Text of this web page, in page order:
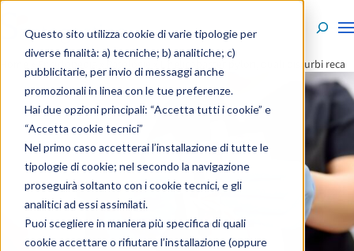
Questo sito utilizza cookie di varie tipologie per
diverse finalità: a) tecniche; b) analitiche; c)
pubblicitarie, per invio di messaggi anche
promozionali in linea con le tue preferenze.
Hai due opzioni principali: “Accetta tutti i cookie” e
“Accetta cookie tecnici”
Nel primo caso accetterai l’installazione di tutte le
tipologie di cookie; nel secondo la navigazione
proseguirà soltanto con i cookie tecnici, e gli
analitici ad essi assimilati.
Puoi scegliere in maniera più specifica di quali
cookie accettare o rifiutare l’installazione (oppure
»Enciclopedia Patologie L’helicobacter pylori, quali disturbi reca